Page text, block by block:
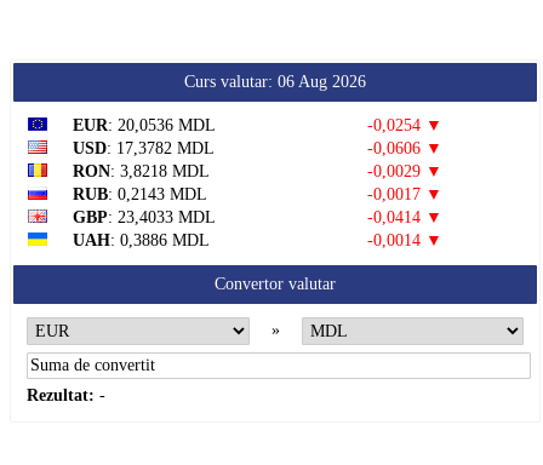
Curs valutar: 06 Aug 2026
EUR: 20,0536 MDL
-0,0254 ▼
USD: 17,3782 MDL
-0,0606 ▼
RON: 3,8218 MDL
-0,0029 ▼
RUB: 0,2143 MDL
-0,0017 ▼
GBP: 23,4033 MDL
-0,0414 ▼
UAH: 0,3886 MDL -0,0014 ▼
Convertor valutar
»
Rezultat: -